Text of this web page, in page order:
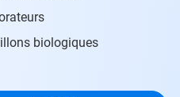
biologiques